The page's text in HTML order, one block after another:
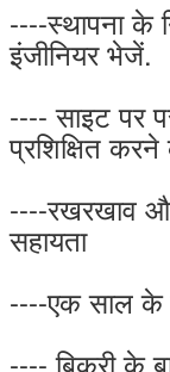
----स्थापना के
इंजीनियर भेजें.
---- साइट पर
प्रशिक्षित
----रखरखाव
सहायता
----एक साल के
---- बिक्री के